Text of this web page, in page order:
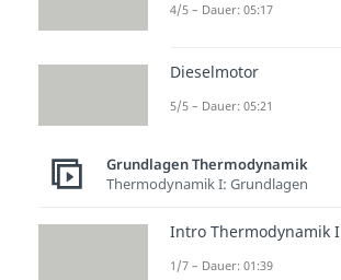
Atome oder
Gesamtenergie
Ideales Gas
4/5 – Dauer: 05:17
Dieselmotor
5/5 – Dauer: 05:21
Grundlagen Thermodynamik
Thermodynamik I: Grundlagen
Intro Thermodynamik I
1/7 – Dauer: 01:39